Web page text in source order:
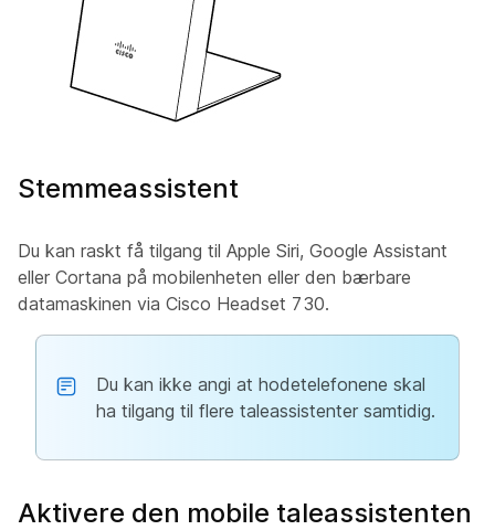
Stemmeassistent
Du kan raskt få tilgang til Apple Siri, Google Assistant
eller Cortana på mobilenheten eller den bærbare
datamaskinen via Cisco Headset 730.
Du kan ikke angi at hodetelefonene skal
ha tilgang til flere taleassistenter samtidig.
Aktivere den mobile taleassistenten